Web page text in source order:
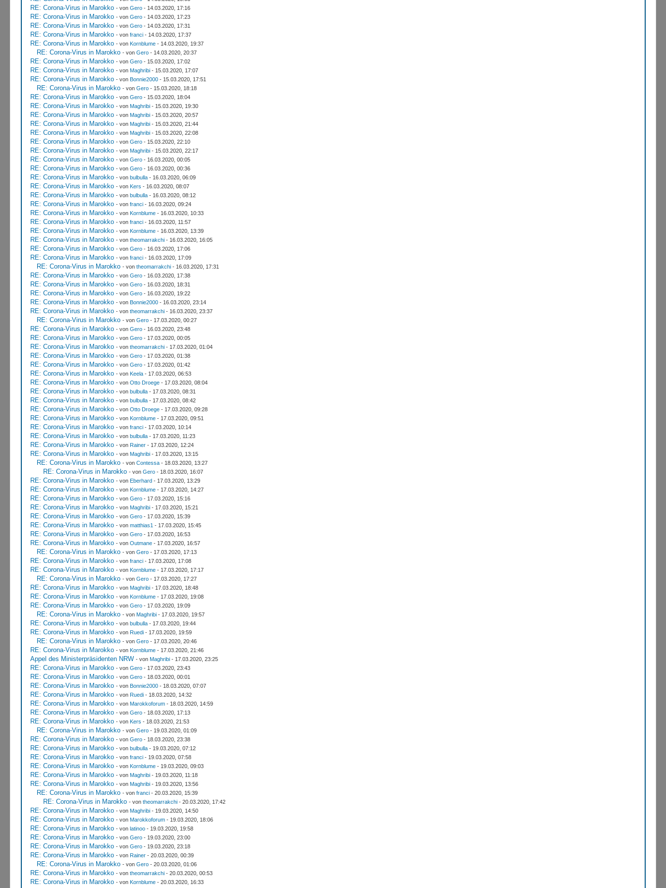
RE: Corona-Virus in Marokko - von Gero- 14.03.2020, 17:16
RE: Corona-Virus in Marokko - von Gero- 14.03.2020, 17:23
RE: Corona-Virus in Marokko - von Gero- 14.03.2020, 17:31
RE: Corona-Virus in Marokko - von franci- 14.03.2020, 17:37
RE: Corona-Virus in Marokko - von Kornblume- 14.03.2020, 19:37
RE: Corona-Virus in Marokko - von Gero- 14.03.2020, 20:37
RE: Corona-Virus in Marokko - von Gero- 15.03.2020, 17:02
RE: Corona-Virus in Marokko - von Maghribi- 15.03.2020, 17:07
RE: Corona-Virus in Marokko - von Bonnie2000- 15.03.2020, 17:51
RE: Corona-Virus in Marokko - von Gero- 15.03.2020, 18:18
RE: Corona-Virus in Marokko - von Gero- 15.03.2020, 18:04
RE: Corona-Virus in Marokko - von Maghribi- 15.03.2020, 19:30
RE: Corona-Virus in Marokko - von Maghribi- 15.03.2020, 20:57
RE: Corona-Virus in Marokko - von Maghribi- 15.03.2020, 21:44
RE: Corona-Virus in Marokko - von Maghribi- 15.03.2020, 22:08
RE: Corona-Virus in Marokko - von Gero- 15.03.2020, 22:10
RE: Corona-Virus in Marokko - von Maghribi- 15.03.2020, 22:17
RE: Corona-Virus in Marokko - von Gero- 16.03.2020, 00:05
RE: Corona-Virus in Marokko - von Gero- 16.03.2020, 00:36
RE: Corona-Virus in Marokko - von bulbulla- 16.03.2020, 06:09
RE: Corona-Virus in Marokko - von Kers - 16.03.2020, 08:07
RE: Corona-Virus in Marokko - von bulbulla- 16.03.2020, 08:12
RE: Corona-Virus in Marokko - von franci- 16.03.2020, 09:24
RE: Corona-Virus in Marokko - von Kornblume- 16.03.2020, 10:33
RE: Corona-Virus in Marokko - von franci- 16.03.2020, 11:57
RE: Corona-Virus in Marokko - von Kornblume- 16.03.2020, 13:39
RE: Corona-Virus in Marokko - von theomarrakchi- 16.03.2020, 16:05
RE: Corona-Virus in Marokko - von Gero- 16.03.2020, 17:06
RE: Corona-Virus in Marokko - von franci- 16.03.2020, 17:09
RE: Corona-Virus in Marokko - von theomarrakchi- 16.03.2020, 17:31
RE: Corona-Virus in Marokko - von Gero- 16.03.2020, 17:38
RE: Corona-Virus in Marokko - von Gero- 16.03.2020, 18:31
RE: Corona-Virus in Marokko - von Gero- 16.03.2020, 19:22
RE: Corona-Virus in Marokko - von Bonnie2000- 16.03.2020, 23:14
RE: Corona-Virus in Marokko - von theomarrakchi- 16.03.2020, 23:37
RE: Corona-Virus in Marokko - von Gero- 17.03.2020, 00:27
RE: Corona-Virus in Marokko - von Gero- 16.03.2020, 23:48
RE: Corona-Virus in Marokko - von Gero- 17.03.2020, 00:05
RE: Corona-Virus in Marokko - von theomarrakchi- 17.03.2020, 01:04
RE: Corona-Virus in Marokko - von Gero- 17.03.2020, 01:38
RE: Corona-Virus in Marokko - von Gero- 17.03.2020, 01:42
RE: Corona-Virus in Marokko - von Keela- 17.03.2020, 06:53
RE: Corona-Virus in Marokko - von Otto Droege- 17.03.2020, 08:04
RE: Corona-Virus in Marokko - von bulbulla- 17.03.2020, 08:31
RE: Corona-Virus in Marokko - von bulbulla- 17.03.2020, 08:42
RE: Corona-Virus in Marokko - von Otto Droege- 17.03.2020, 09:28
RE: Corona-Virus in Marokko - von Kornblume- 17.03.2020, 09:51
RE: Corona-Virus in Marokko - von franci- 17.03.2020, 10:14
RE: Corona-Virus in Marokko - von bulbulla- 17.03.2020, 11:23
RE: Corona-Virus in Marokko - von Rainer- 17.03.2020, 12:24
RE: Corona-Virus in Marokko - von Maghribi- 17.03.2020, 13:15
RE: Corona-Virus in Marokko - von Contessa- 18.03.2020, 13:27
RE: Corona-Virus in Marokko - von Gero- 18.03.2020, 16:07
RE: Corona-Virus in Marokko - von Eberhard- 17.03.2020, 13:29
RE: Corona-Virus in Marokko - von Kornblume- 17.03.2020, 14:27
RE: Corona-Virus in Marokko - von Gero- 17.03.2020, 15:16
RE: Corona-Virus in Marokko - von Maghribi- 17.03.2020, 15:21
RE: Corona-Virus in Marokko - von Gero- 17.03.2020, 15:39
RE: Corona-Virus in Marokko - von matthias1 - 17.03.2020, 15:45
RE: Corona-Virus in Marokko - von Gero- 17.03.2020, 16:53
RE: Corona-Virus in Marokko - von Outmane- 17.03.2020, 16:57
RE: Corona-Virus in Marokko - von Gero- 17.03.2020, 17:13
RE: Corona-Virus in Marokko - von franci- 17.03.2020, 17:08
RE: Corona-Virus in Marokko - von Kornblume- 17.03.2020, 17:17
RE: Corona-Virus in Marokko - von Gero- 17.03.2020, 17:27
RE: Corona-Virus in Marokko - von Maghribi- 17.03.2020, 18:48
RE: Corona-Virus in Marokko - von Kornblume- 17.03.2020, 19:08
RE: Corona-Virus in Marokko - von Gero- 17.03.2020, 19:09
RE: Corona-Virus in Marokko - von Maghribi- 17.03.2020, 19:57
RE: Corona-Virus in Marokko - von bulbulla- 17.03.2020, 19:44
RE: Corona-Virus in Marokko - von Ruedi- 17.03.2020, 19:59
RE: Corona-Virus in Marokko - von Gero- 17.03.2020, 20:46
RE: Corona-Virus in Marokko - von Kornblume- 17.03.2020, 21:46
Appel des Ministerpräsidenten NRW - von Maghribi- 17.03.2020, 23:25
RE: Corona-Virus in Marokko - von Gero- 17.03.2020, 23:43
RE: Corona-Virus in Marokko - von Gero- 18.03.2020, 00:01
RE: Corona-Virus in Marokko - von Bonnie2000- 18.03.2020, 07:07
RE: Corona-Virus in Marokko - von Ruedi- 18.03.2020, 14:32
RE: Corona-Virus in Marokko - von Marokkoforum- 18.03.2020, 14:59
RE: Corona-Virus in Marokko - von Gero- 18.03.2020, 17:13
RE: Corona-Virus in Marokko - von Kers - 18.03.2020, 21:53
RE: Corona-Virus in Marokko - von Gero- 19.03.2020, 01:09
RE: Corona-Virus in Marokko - von Gero- 18.03.2020, 23:38
RE: Corona-Virus in Marokko - von bulbulla- 19.03.2020, 07:12
RE: Corona-Virus in Marokko - von franci- 19.03.2020, 07:58
RE: Corona-Virus in Marokko - von Kornblume- 19.03.2020, 09:03
RE: Corona-Virus in Marokko - von Maghribi- 19.03.2020, 11:18
RE: Corona-Virus in Marokko - von Maghribi- 19.03.2020, 13:56
RE: Corona-Virus in Marokko - von franci- 20.03.2020, 15:39
RE: Corona-Virus in Marokko - von theomarrakchi- 20.03.2020, 17:42
RE: Corona-Virus in Marokko - von Maghribi- 19.03.2020, 14:50
RE: Corona-Virus in Marokko - von Marokkoforum- 19.03.2020, 18:06
RE: Corona-Virus in Marokko - von latinoo- 19.03.2020, 19:58
RE: Corona-Virus in Marokko - von Gero- 19.03.2020, 23:00
RE: Corona-Virus in Marokko - von Gero- 19.03.2020, 23:18
RE: Corona-Virus in Marokko - von Rainer- 20.03.2020, 00:39
RE: Corona-Virus in Marokko - von Gero- 20.03.2020, 01:06
RE: Corona-Virus in Marokko - von theomarrakchi- 20.03.2020, 00:53
RE: Corona-Virus in Marokko - von Kornblume- 20.03.2020, 16:33